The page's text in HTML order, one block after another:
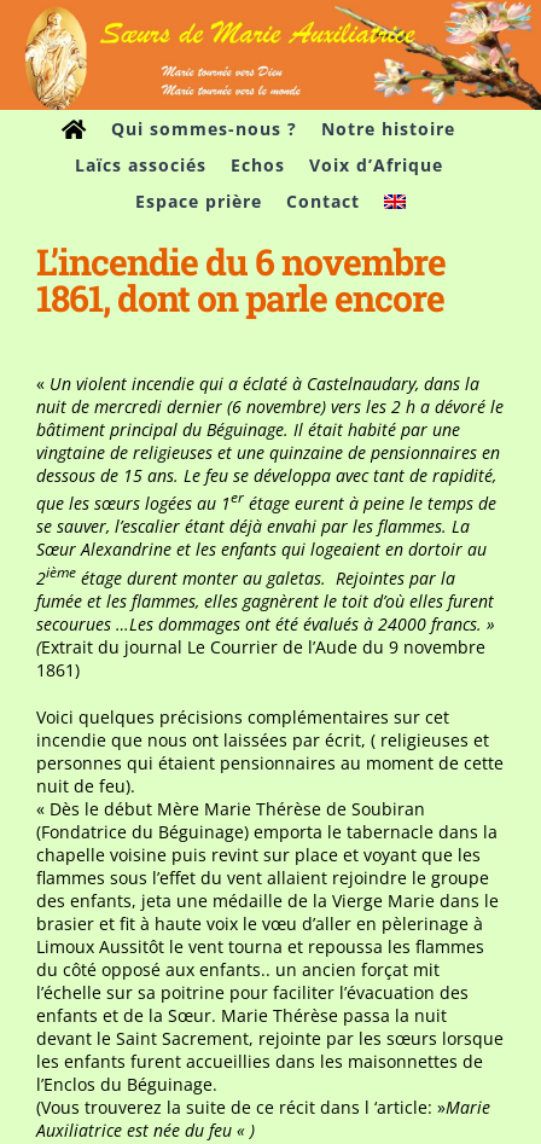
Passer
contenu
Qui sommes-nous ?
Notre histoire
Laïcs associés
Echos
Voix d’Afrique
Espace prière
Contact
L’incendie du 6 novembre
1861, dont on parle encore
« Un violent incendie qui a éclaté à Castelnaudary, dans la
nuit de mercredi dernier (6 novembre) vers les 2 h a dévoré le
bâtiment principal du Béguinage. Il était habité par une
vingtaine de religieuses et une quinzaine de pensionnaires en
dessous de 15 ans. Le feu se développa avec tant de rapidité,
que les sœurs logées au 1er étage eurent à peine le temps de
se sauver, l’escalier étant déjà envahi par les flammes. La
Sœur Alexandrine et les enfants qui logeaient en dortoir au
2ième étage durent monter au galetas. Rejointes par la
fumée et les flammes, elles gagnèrent le toit d’où elles furent
secourues …Les dommages ont été évalués à 24000 francs. »
(Extrait du journal Le Courrier de l’Aude du 9 novembre
1861)
Voici quelques précisions complémentaires sur cet
incendie que nous ont laissées par écrit, ( religieuses et
personnes qui étaient pensionnaires au moment de cette
nuit de feu).
« Dès le début Mère Marie Thérèse de Soubiran
(Fondatrice du Béguinage) emporta le tabernacle dans la
chapelle voisine puis revint sur place et voyant que les
flammes sous l’effet du vent allaient rejoindre le groupe
des enfants, jeta une médaille de la Vierge Marie dans le
brasier et fit à haute voix le vœu d’aller en pèlerinage à
Limoux Aussitôt le vent tourna et repoussa les flammes
du côté opposé aux enfants.. un ancien forçat mit
l’échelle sur sa poitrine pour faciliter l’évacuation des
enfants et de la Sœur. Marie Thérèse passa la nuit
devant le Saint Sacrement, rejointe par les sœurs lorsque
les enfants furent accueillies dans les maisonnettes de
l’Enclos du Béguinage.
(Vous trouverez la suite de ce récit dans l ‘article: »Marie
Auxiliatrice est née du feu « )